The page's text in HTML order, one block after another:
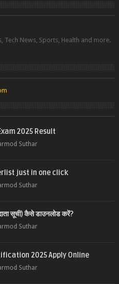
News, Sports, Health and more.
2025 Result
Suthar
just in one click
Suthar
सूची) कैसे डाउनलोड करें?
Suthar
2025 Apply Online
Suthar